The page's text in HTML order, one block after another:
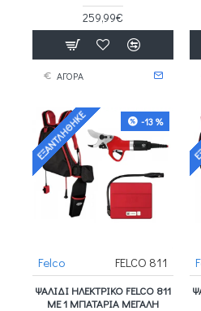
259,99€
ΑΓΟΡΑ
-13 %
ΕΞΑΝΤΛΉΘΗΚΕ
Felco FELCO 811
ΨΑΛΙΔΙ ΗΛΕΚΤΡΙΚΟ FELCO 811
ΜΕ 1 ΜΠΑΤΑΡΙΑ ΜΕΓΑΛΗ